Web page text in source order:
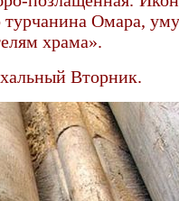
Омара,
храма».
Вторник.